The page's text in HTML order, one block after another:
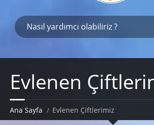
Evlenen
Ana Sayfa Evlenen Çiftlerimiz